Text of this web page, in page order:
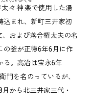
太々神楽で使用した湯
込まれ、新町三井家初
、および落合権太夫の名
の釜が正徳6年6月に作
る。高治は宝永6年
門を名のっているが、
から北三井家三代・